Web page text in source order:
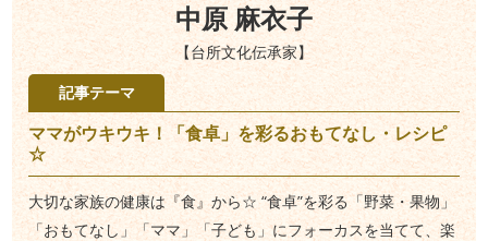
中原 麻衣子
【台所文化伝承家】
記事テーマ
ママがウキウキ！「食卓」を彩るおもてなし・レシピ
☆
大切な家族の健康は『食』から☆ “食卓”を彩る「野菜・果物」
「おもてなし」「ママ」「子ども」にフォーカスを当てて、楽